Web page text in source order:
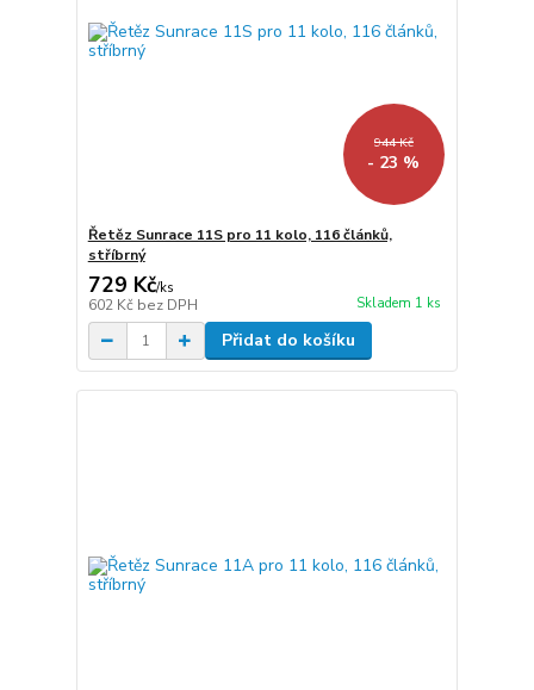
944 Kč
- 23 %
Řetěz Sunrace 11S pro 11 kolo, 116 článků,
stříbrný
729 Kč/ks
602 Kč bez DPH Skladem 1 ks
Přidat do košíku